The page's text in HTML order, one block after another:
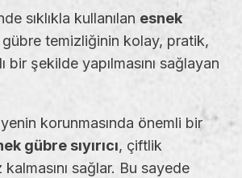
sıklıkla kullanılan esnek
gübre temizliğinin kolay, pratik,
bir şekilde yapılmasını sağlayan
korunmasında önemli bir
gübre sıyırıcı, çiftlik
sağlar. Bu sayede